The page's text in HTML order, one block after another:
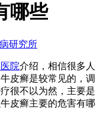
哪些
研究所
院介绍，相信很多人
皮癣是较常见的，调
很不以为然，主要是
皮癣主要的危害有哪